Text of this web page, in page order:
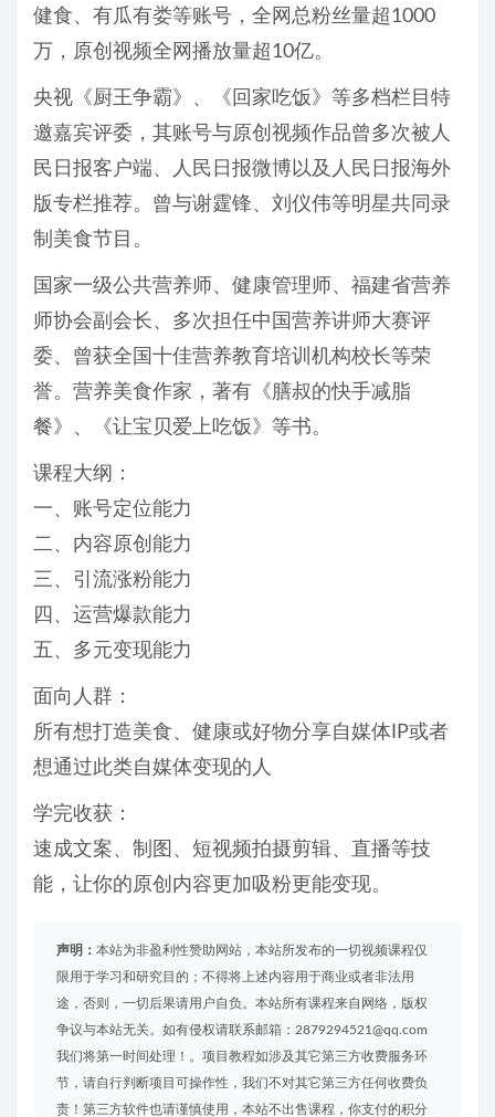
健食、有瓜有娄等账号，全网总粉丝量超1000
万，原创视频全网播放量超10亿。
央视《厨王争霸》、《回家吃饭》等多档栏目特
邀嘉宾评委，其账号与原创视频作品曾多次被人
民日报客户端、人民日报微博以及人民日报海外
版专栏推荐。曾与谢霆锋、刘仪伟等明星共同录
制美食节目。
国家一级公共营养师、健康管理师、福建省营养
师协会副会长、多次担任中国营养讲师大赛评
委、曾获全国十佳营养教育培训机构校长等荣
誉。营养美食作家，著有《膳叔的快手减脂
餐》、《让宝贝爱上吃饭》等书。
课程大纲：
一、账号定位能力
二、内容原创能力
三、引流涨粉能力
四、运营爆款能力
五、多元变现能力
面向人群：
所有想打造美食、健康或好物分享自媒体IP或者
想通过此类自媒体变现的人
学完收获：
速成文案、制图、短视频拍摄剪辑、直播等技
能，让你的原创内容更加吸粉更能变现。
声明： 本站为非盈利性赞助网站，本站所发布的一切视频课程仅
限用于学习和研究目的；不得将上述内容用于商业或者非法用
途，否则，一切后果请用户自负。本站所有课程来自网络，版权
争议与本站无关。如有侵权请联系邮箱：2879294521@qq.com
我们将第一时间处理！。项目教程如涉及其它第三方收费服务环
节，请自行判断项目可操作性，我们不对其它第三方任何收费负
责！第三方软件也请谨慎使用，本站不出售课程，你支付的积分